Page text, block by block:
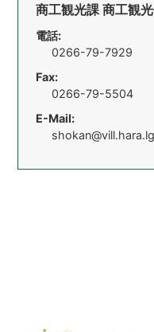
商工観光課 商工観
電話:
0266-79-7929
Fax:
0266-79-5504
E-Mail: